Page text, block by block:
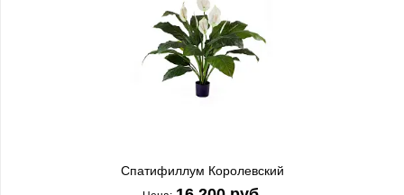
Спатифиллум Королевский